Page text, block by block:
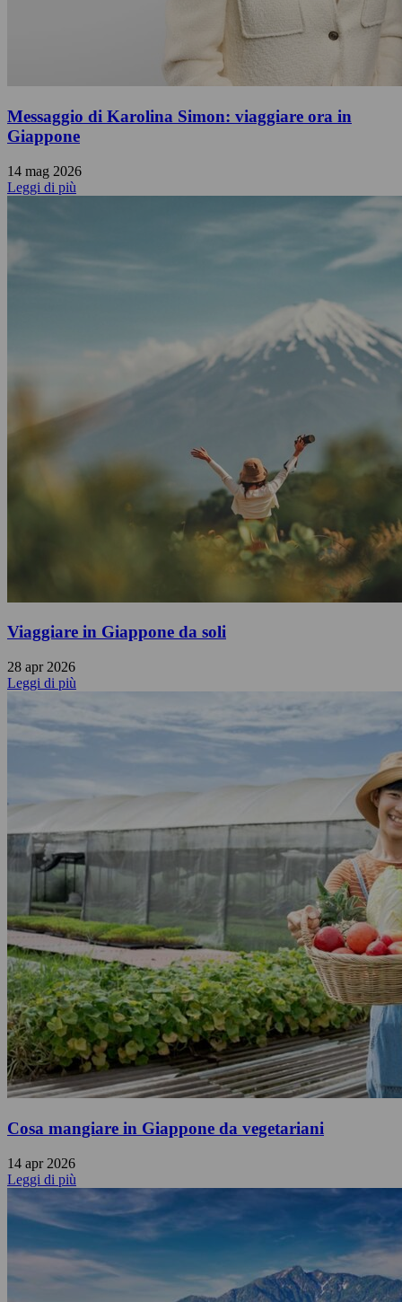
Messaggio di Karolina Simon: viaggiare ora in
Giappone
14 mag 2026
Leggi di più
Viaggiare in Giappone da soli
28 apr 2026
Leggi di più
Cosa mangiare in Giappone da vegetariani
14 apr 2026
Leggi di più